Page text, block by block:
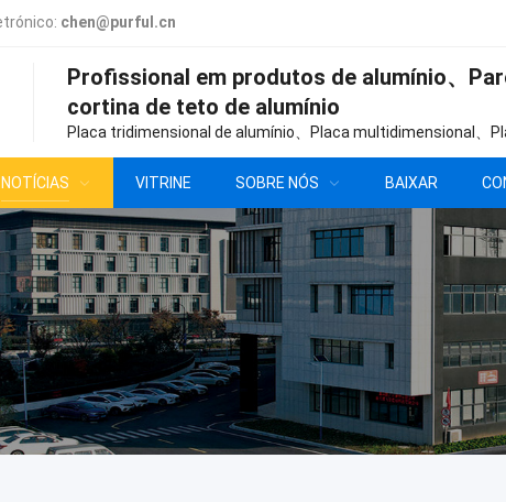
chen@purful.cn
Profissional em produtos de alumínio、
cortina de teto de alumínio
Placa tridimensional de alumínio、Placa multidimensional、
NOTÍCIAS VITRINE SOBRE NÓS BAIXAR